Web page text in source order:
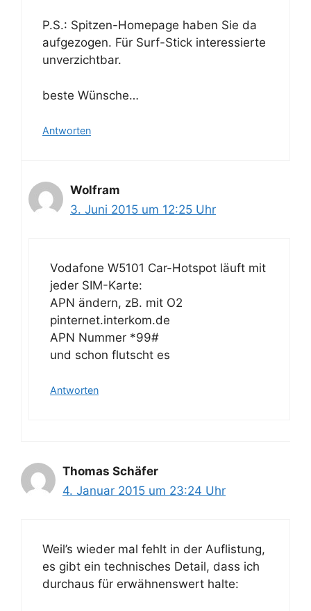
P.S.: Spitzen-Homepage haben Sie da
aufgezogen. Für Surf-Stick interessierte
unverzichtbar.
beste Wünsche…
Antworten
Wolfram
3. Juni 2015 um 12:25 Uhr
Vodafone W5101 Car-Hotspot läuft mit
jeder SIM-Karte:
APN ändern, zB. mit O2
pinternet.interkom.de
APN Nummer *99#
und schon flutscht es
Antworten
Thomas Schäfer
4. Januar 2015 um 23:24 Uhr
Weil’s wieder mal fehlt in der Auflistung,
es gibt ein technisches Detail, dass ich
durchaus für erwähnenswert halte: